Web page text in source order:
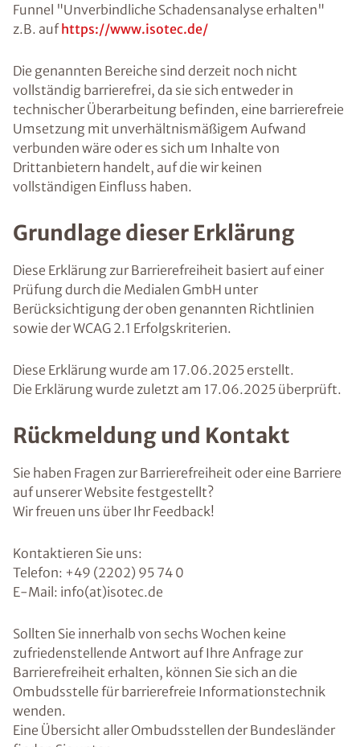
Funnel "Unverbindliche Schadensanalyse erhalten"
z.B. auf https://www.isotec.de/
Die genannten Bereiche sind derzeit noch nicht
vollständig barrierefrei, da sie sich entweder in
technischer Überarbeitung befinden, eine barrierefreie
Umsetzung mit unverhältnismäßigem Aufwand
verbunden wäre oder es sich um Inhalte von
Drittanbietern handelt, auf die wir keinen
vollständigen Einfluss haben.
Grundlage dieser Erklärung
Diese Erklärung zur Barrierefreiheit basiert auf einer
Prüfung durch die Medialen GmbH unter
Berücksichtigung der oben genannten Richtlinien
sowie der WCAG 2.1 Erfolgskriterien.
Diese Erklärung wurde am 17.06.2025 erstellt.
Die Erklärung wurde zuletzt am 17.06.2025 überprüft.
Rückmeldung und Kontakt
Sie haben Fragen zur Barrierefreiheit oder eine Barriere
auf unserer Website festgestellt?
Wir freuen uns über Ihr Feedback!
Kontaktieren Sie uns:
Telefon: +49 (2202) 95 74 0
E-Mail: info(at)isotec.de
Sollten Sie innerhalb von sechs Wochen keine
zufriedenstellende Antwort auf Ihre Anfrage zur
Barrierefreiheit erhalten, können Sie sich an die
Ombudsstelle für barrierefreie Informationstechnik
wenden.
Eine Übersicht aller Ombudsstellen der Bundesländer